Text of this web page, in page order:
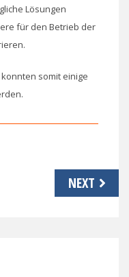
Lösungen
für den Betrieb der
somit einige
NEXT